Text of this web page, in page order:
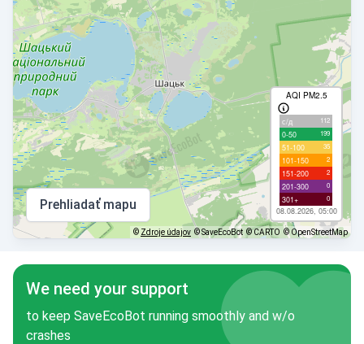
AQI PM2.5
с/д 112
0-50 199
51-100 35
101-150 2
151-200 2
201-300 0
301+ 0
08.08.2026, 05:00
Prehliadať mapu
© Zdroje údajov © SaveEcoBot © CARTO © OpenStreetMap
We need your support
to keep SaveEcoBot running smoothly and w/o
crashes